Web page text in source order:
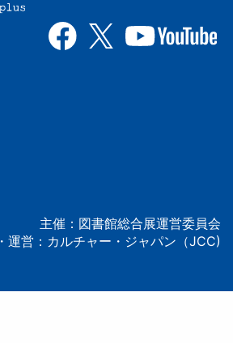
主催：図書館総合展運営委員会
運営：カルチャー・ジャパン（JCC)